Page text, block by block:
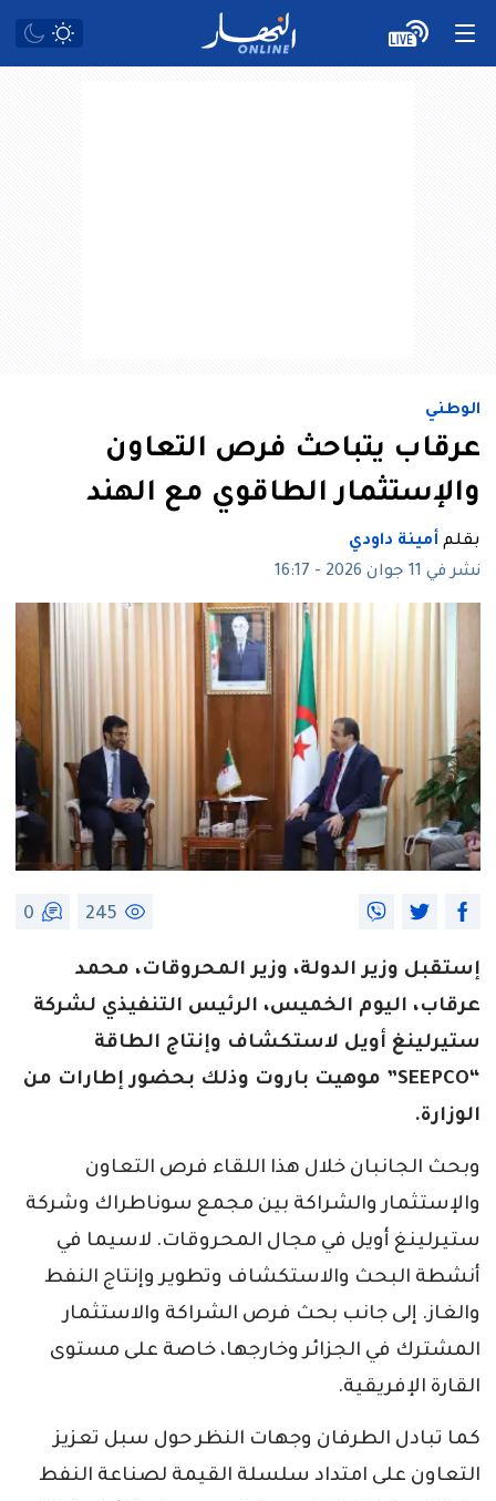
الوطني
عرقاب يتباحث فرص التعاون
والإستثمار الطاقوي مع الهند
بقلم أمينة داودي
نشر في 11 جوان 2026 - 16:17
245
0
إستقبل وزير الدولة، وزير المحروقات، محمد
عرقاب، اليوم الخميس، الرئيس التنفيذي لشركة
ستيرلينغ أويل لاستكشاف وإنتاج الطاقة
“SEEPCO” موهيت باروت وذلك بحضور إطارات من
الوزارة.
وبحث الجانبان خلال هذا اللقاء فرص التعاون
والإستثمار والشراكة بين مجمع سوناطراك وشركة
ستيرلينغ أويل في مجال المحروقات. لاسيما في
أنشطة البحث والاستكشاف وتطوير وإنتاج النفط
والغاز. إلى جانب بحث فرص الشراكة والاستثمار
المشترك في الجزائر وخارجها، خاصة على مستوى
القارة الإفريقية.
كما تبادل الطرفان وجهات النظر حول سبل تعزيز
التعاون على امتداد سلسلة القيمة لصناعة النفط